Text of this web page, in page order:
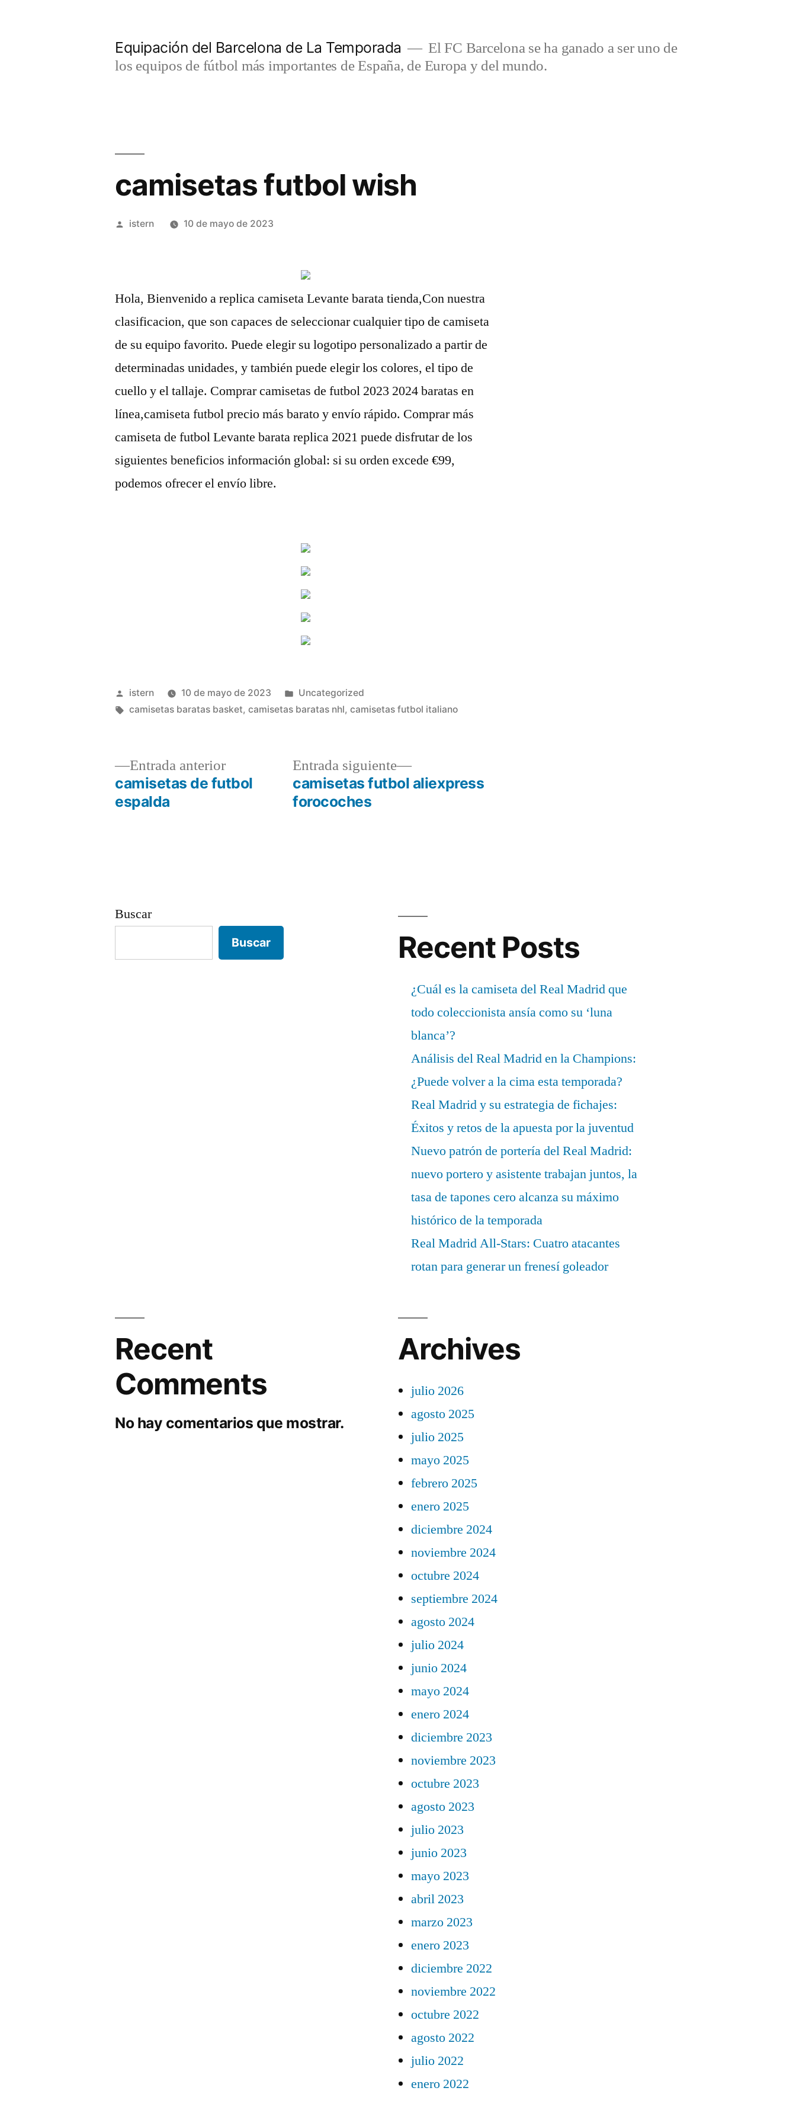
Equipación del Barcelona de La Temporada
El FC Barcelona se ha ganado a ser uno de
los equipos de fútbol más importantes de España, de Europa y del mundo.
camisetas futbol wish
Publicado
istern 10 de mayo de 2023
Hola, Bienvenido a replica camiseta Levante barata tienda,Con nuestra
clasificacion, que son capaces de seleccionar cualquier tipo de camiseta
de su equipo favorito. Puede elegir su logotipo personalizado a partir de
determinadas unidades, y también puede elegir los colores, el tipo de
cuello y el tallaje. Comprar camisetas de futbol 2023 2024 baratas en
línea,camiseta futbol precio más barato y envío rápido. Comprar más
camiseta de futbol Levante barata replica 2021 puede disfrutar de los
siguientes beneficios información global: si su orden excede €99,
podemos ofrecer el envío libre.
Publicado
por
istern 10 de mayo de 2023
Publicado
en
Uncategorized
Etiquetas:
camisetas baratas basket,camisetas baratas nhl,camisetas futbol italiano
Navegación
Entrada anteriorEntrada
anterior:
camisetas de futbol
espalda
Entrada siguiente
Entrada
siguiente:
camisetas futbol aliexpress
forocoches
Buscar
Buscar Recent Posts
¿Cuál es la camiseta del Real Madrid que
todo coleccionista ansía como su ‘luna
blanca’?
Análisis del Real Madrid en la Champions:
¿Puede volver a la cima esta temporada?
Real Madrid y su estrategia de fichajes:
Éxitos y retos de la apuesta por la juventud
Nuevo patrón de portería del Real Madrid:
nuevo portero y asistente trabajan juntos, la
tasa de tapones cero alcanza su máximo
histórico de la temporada
Real Madrid All-Stars: Cuatro atacantes
rotan para generar un frenesí goleador
Recent
Comments
No hay comentarios que mostrar.
Archives
julio 2026
agosto 2025
julio 2025
mayo 2025
febrero 2025
enero 2025
diciembre 2024
noviembre 2024
octubre 2024
septiembre 2024
agosto 2024
julio 2024
junio 2024
mayo 2024
enero 2024
diciembre 2023
noviembre 2023
octubre 2023
agosto 2023
julio 2023
junio 2023
mayo 2023
abril 2023
marzo 2023
enero 2023
diciembre 2022
noviembre 2022
octubre 2022
agosto 2022
julio 2022
enero 2022